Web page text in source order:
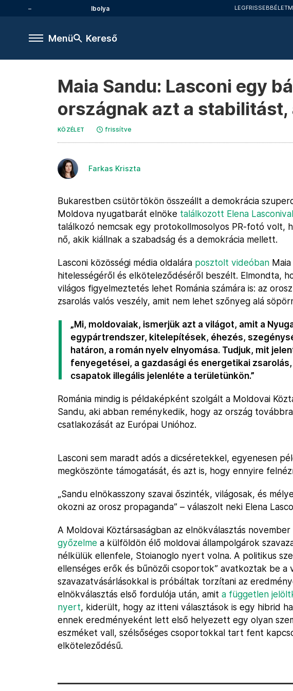
Ibolya LEGFRISSEBB
Menü Kereső
Maia Sandu: Lasconi egy
országnak azt a stabilitást,
KÖZÉLET frissítve
Farkas Kriszta
Bukarestben csütörtökön összeállt a demokrácia
Moldova nyugatbarát elnöke találkozott Elena Lasconival
találkozó nemcsak egy protokollmosolyos PR-fotó volt,
nő, akik kiállnak a szabadság és a demokrácia mellett.
Lasconi közösségi média oldalára posztolt videóban
hitelességéről és elköteleződéséről beszélt. Elmondta,
világos figyelmeztetés lehet Románia számára is: az
zsarolás valós veszély, amit nem lehet szőnyeg alá
„Mi, moldovaiak, ismerjük azt a világot, amit a
egypártrendszer, kitelepítések, éhezés,
határon, a román nyelv elnyomása. Tudjuk, mit
fenyegetései, a gazdasági és energetikai
csapatok illegális jelenléte a területünkön.”
Románia mindig is példaképként szolgált a Moldovai
Sandu, aki abban reménykedik, hogy az ország
csatlakozását az Európai Unióhoz.
Lasconi sem maradt adós a dicséretekkel, egyenesen
megköszönte támogatását, és azt is, hogy ennyire
„Sandu elnökasszony szavai őszinték, világosak, és
okozni az orosz propaganda” – válaszolt neki Elena
A Moldovai Köztársaságban az elnökválasztás
győzelme a külföldön élő moldovai állampolgárok
nélkülük ellenfele, Stoianoglo nyert volna. A politikus
ellenséges erők és bűnözői csoportok” avatkoztak be a
szavazatvásárlásokkal is próbáltak torzítani az
elnökválasztás első fordulója után, amit a független
nyert, kiderült, hogy az itteni választások is egy hibrid
ennek eredményeként lett első helyezett egy olyan
eszméket vall, szélsőséges csoportokkal tart fent
elköteleződésű.